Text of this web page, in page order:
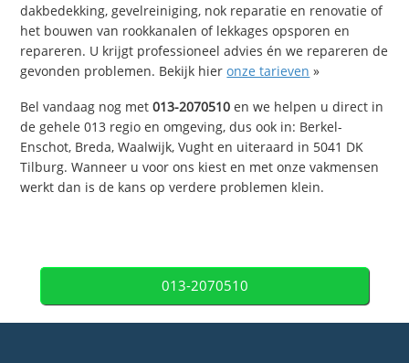
dakbedekking, gevelreiniging, nok reparatie en renovatie of
het bouwen van rookkanalen of lekkages opsporen en
repareren. U krijgt professioneel advies én we repareren de
gevonden problemen. Bekijk hieronze tarieven »
Bel vandaag nog met013-2070510 en we helpen u direct in
de gehele 013 regio en omgeving, dus ook in: Berkel-
Enschot, Breda, Waalwijk, Vught en uiteraard in 5041 DK
Tilburg. Wanneer u voor ons kiest en met onze vakmensen
werkt dan is de kans op verdere problemen klein.
013-2070510